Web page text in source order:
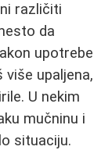
različiti
da
upotrebe
upaljena,
U nekim
mučninu i
situaciju.